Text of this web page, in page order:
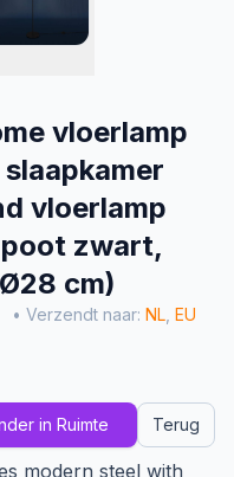
vloerlamp
vloerlamp
poot zwart,
cm)
• Verzendt naar: NL EU
in Ruimte Terug
modern steel with